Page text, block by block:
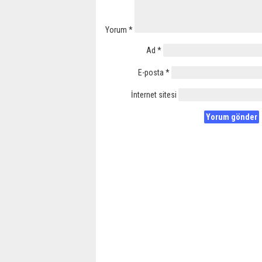
Yorum *
Ad *
E-posta *
İnternet sitesi